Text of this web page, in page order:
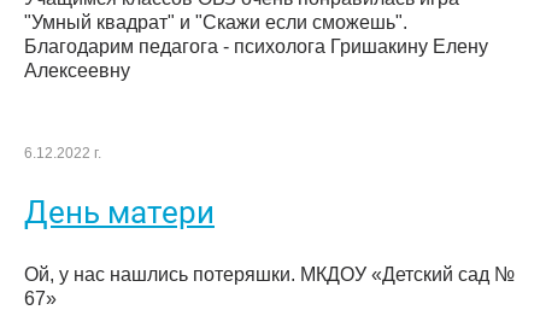
"Умный квадрат" и "Скажи если сможешь".
Благодарим педагога - психолога Гришакину Елену
Алексеевну
6.12.2022 г.
День матери
Ой, у нас нашлись потеряшки. МКДОУ «Детский сад №
67»